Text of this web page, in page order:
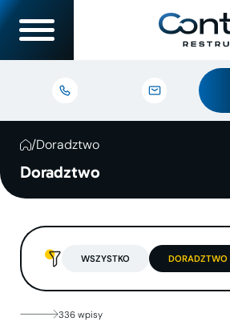
/Doradztwo
Doradztwo
WSZYSTKO DORADZTWO
336 wpisy